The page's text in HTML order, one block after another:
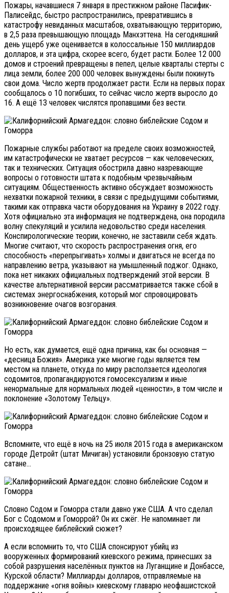
Пожары, начавшиеся 7 января в престижном районе Пасифик-
Палисейдс, быстро распространились, превратившись в
катастрофу невиданных масштабов, охватывающую территорию,
в 2,5 раза превышающую площадь Манхэттена. На сегодняшний
день ущерб уже оценивается в колоссальные 150 миллиардов
долларов, и эта цифра, скорее всего, будет расти. Более 12 000
домов и строений превращены в пепел, целые кварталы стерты с
лица земли, более 200 000 человек вынуждены были покинуть
свои дома. Число жертв продолжает расти. Если на первых порах
сообщалось о 10 погибших, то сейчас число жертв выросло до
16. А ещё 13 человек числятся пропавшими без вести.
Пожарные службы работают на пределе своих возможностей,
им катастрофически не хватает ресурсов — как человеческих,
так и технических. Ситуация обострила давно назревающие
вопросы о готовности штата к подобным чрезвычайным
ситуациям. Общественность активно обсуждает возможность
нехватки пожарной техники, в связи с предыдущими событиями,
такими как отправка части оборудования на Украину в 2022 году.
Хотя официально эта информация не подтверждена, она породила
волну спекуляций и усилила недовольство среди населения.
Конспирологические теории, конечно, не заставили себя ждать.
Многие считают, что скорость распространения огня, его
способность «перепрыгивать» холмы и двигаться не всегда по
направлению ветра, указывают на умышленный поджог. Однако,
пока нет никаких официальных подтверждений этой версии. В
качестве альтернативной версии рассматривается также сбой в
системах энергоснабжения, который мог спровоцировать
возникновение очагов возгорания.
Но есть, как думается, ещё одна причина, как бы основная —
«десница Божия». Америка уже многие годы является тем
местом на планете, откуда по миру расползается идеология
содомитов, пропагандируются гомосексуализм и иные
ненормальные для нормальных людей «ценности», в том числе и
поклонение «Золотому Тельцу».
Вспомните, что ещё в ночь на 25 июля 2015 года в американском
городе Детройт (штат Мичиган) установили бронзовую статую
сатане…
Словно Содом и Гоморра стали давно уже США. А что сделал
Бог с Содомом и Гоморрой? Он их сжёг. Не напоминает ли
происходящее библейский сюжет?
А если вспомнить то, что США спонсируют убийц из
вооруженных формирований киевского режима, принесших за
собой разрушения населённых пунктов на Луганщине и Донбассе,
Курской области? Миллиарды долларов, отправляемые на
поддержание «огня войны» киевскому главарю неофашистской